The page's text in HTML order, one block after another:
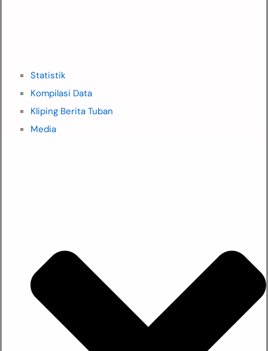
Statistik
Kompilasi Data
Kliping Berita Tuban
Media